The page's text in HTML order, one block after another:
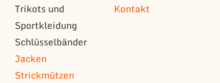
Trikots und
Sportkleidung
Schlüsselbänder
Jacken
Strickmützen
Kontakt